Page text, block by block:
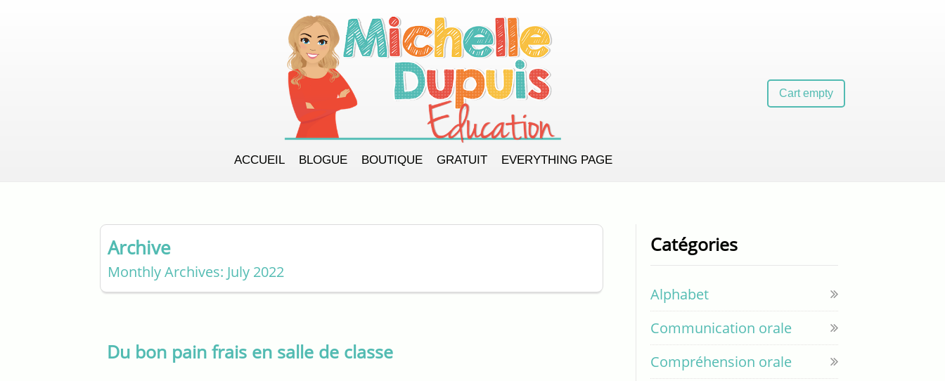
Cart empty
ACCUEIL BLOGUE BOUTIQUE GRATUIT EVERYTHING PAGE
Archive
Monthly Archives: July 2022
Du bon pain frais en salle de classe
Catégories
Alphabet
Communication orale
Compréhension orale